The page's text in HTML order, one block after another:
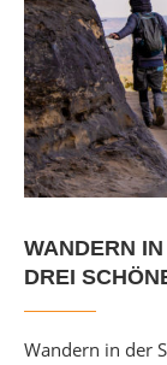
WANDERN
DREI
Wandern in der